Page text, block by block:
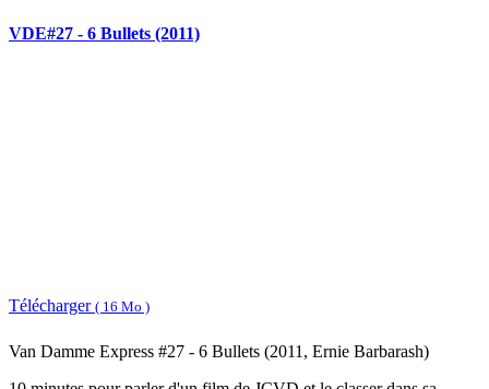
VDE#27 - 6 Bullets (2011)
Télécharger ( 16 Mo )
Van Damme Express #27 - 6 Bullets (2011, Ernie Barbarash)